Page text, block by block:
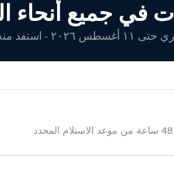
في جميع أنحاء
استفد منه اليوم!